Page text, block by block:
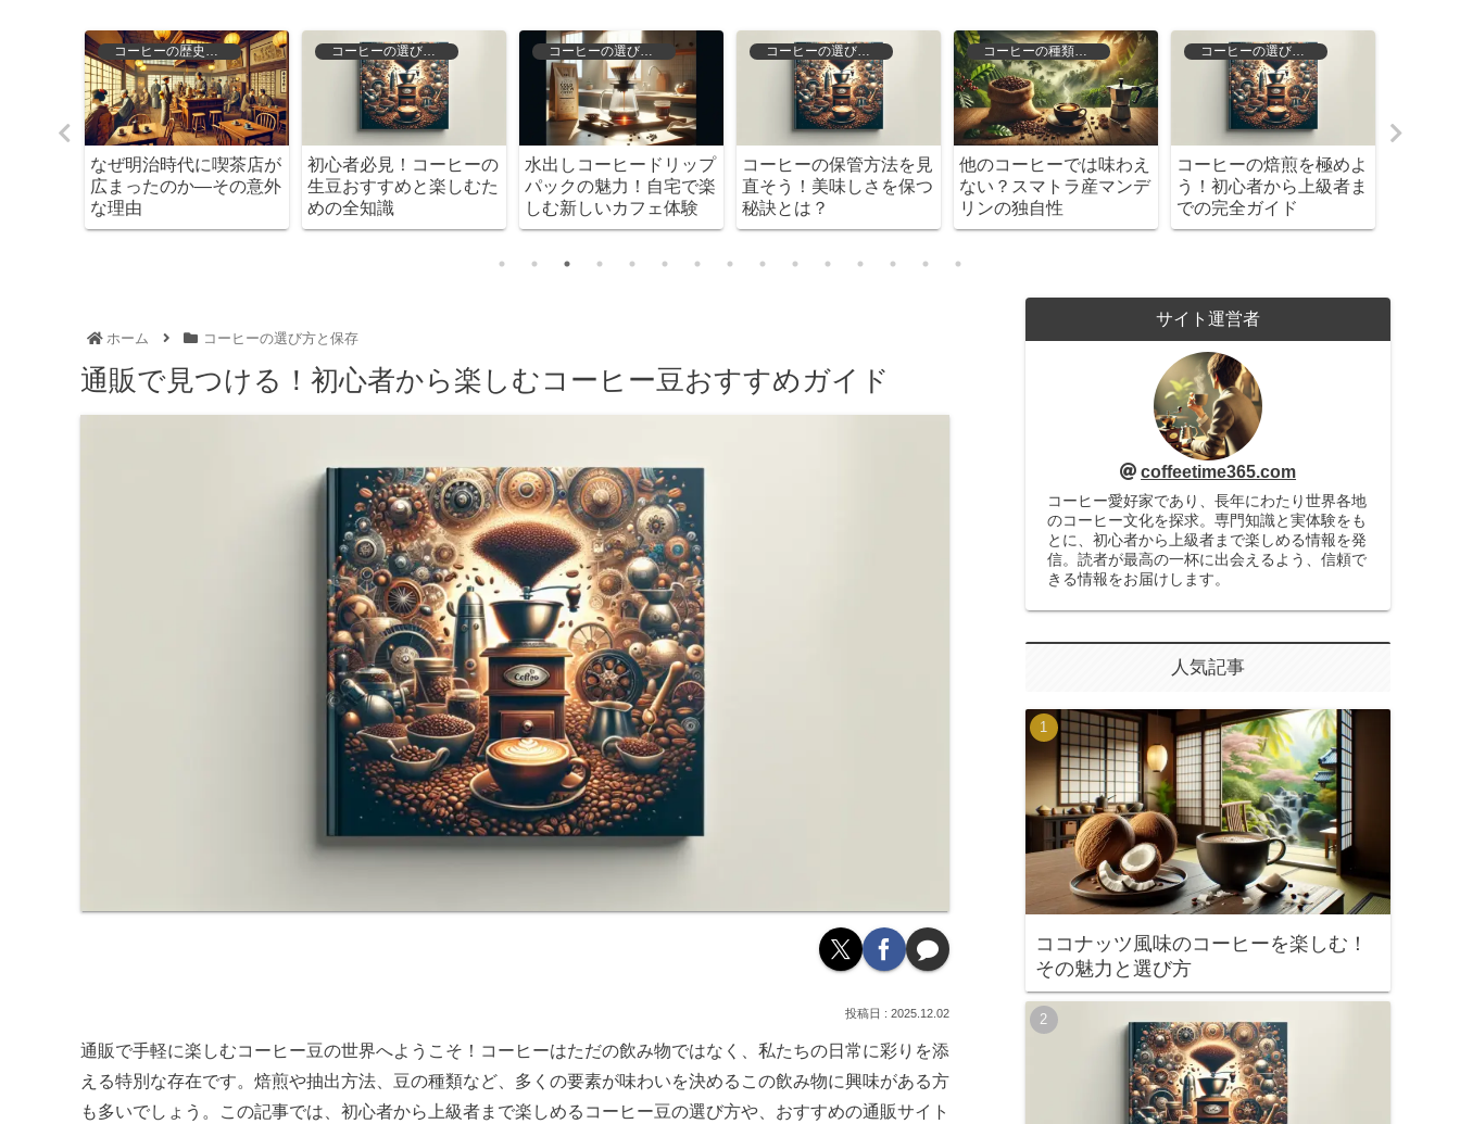
では味わえ
ラ産マンデ
コーヒーの選び方と保存
コーヒーの焙煎を極めよ
う！初心者から上級者ま
での完全ガイド
日本にコーヒーが伝わら
なかったら？その歴史を
辿る
コーヒーの歴史と文化
コピルアクの魅力とは？
哲学的視点で探る特別な
コーヒー
ドリップコーヒーの種類
を徹底解説！自分好みの
一杯を見つけよう！
コーヒーの歴史と文化
イギリスのコーヒー文化
を深く知ろう！歴史から
豆選びまで徹底ガイド
マンデリン珈琲の魅力を
徹底解剖！選び方から抽
出法まで完全ガイド
ホーム コーヒーの選び方と保存
通販で見つける！初心者から楽しむコーヒー豆おすすめガイド
2025.12.02
通販で手軽に楽しむコーヒー豆の世界へようこそ！コーヒーはただの飲み物ではなく、私たちの日常に彩りを添
える特別な存在です。焙煎や抽出方法、豆の種類など、多くの要素が味わいを決めるこの飲み物に興味がある方
も多いでしょう。この記事では、初心者から上級者まで楽しめるコーヒー豆の選び方や、おすすめの通販サイト
サイト運営者
coffeetime365.com
コーヒー愛好家であり、長年にわたり世界各地
のコーヒー文化を探求。専門知識と実体験をも
とに、初心者から上級者まで楽しめる情報を発
信。読者が最高の一杯に出会えるよう、信頼で
きる情報をお届けします。
人気記事
ココナッツ風味のコーヒーを楽しむ！
その魅力と選び方